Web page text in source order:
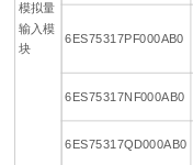
模拟量
输入模
块
6ES75317PF000AB0
6ES75317NF000AB0
6ES75317QD000AB0